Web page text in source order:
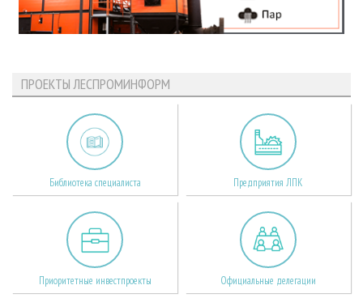
ПРОЕКТЫ ЛЕСПРОМИНФОРМ
Библиотека специалиста Предприятия ЛПК
Приоритетные инвестпроекты Официальные делегации